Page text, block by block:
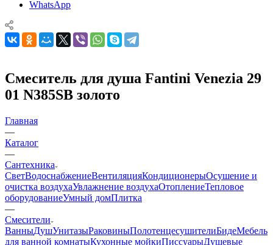
WhatsApp
Смеситель для душа Fantini Venezia 29
01 N385SB золото
Главная
—
Каталог
—
Сантехника
СветВодоснабжениеВентиляцияКондиционерыОсушение и
очистка воздухаУвлажнение воздухаОтоплениеТепловое
оборудованиеУмный домПлитка
—
Смесители
ВанныДушУнитазыРаковиныПолотенцесушителиБидеМебель
для ванной комнатыКухонные мойкиПиссуарыДушевые